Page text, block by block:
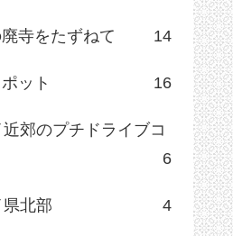
寺をたずねて 14
ット 16
郊のプチドライブコ
6
北部 4